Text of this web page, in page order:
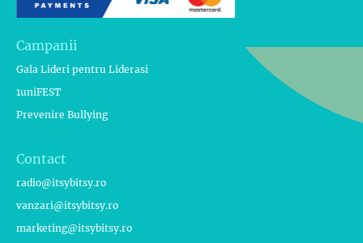
Campanii
Gala Lideri pentru Liderasi
1uniFEST
Prevenire Bullying
Contact
radio@itsybitsy.ro
vanzari@itsybitsy.ro
marketing@itsybitsy.ro